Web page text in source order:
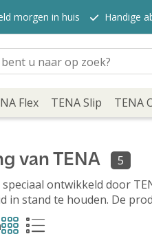
morgen in huis Handige
Flex TENA Slip TENA
van TENA
5
ontwikkeld door
in stand te houden. De